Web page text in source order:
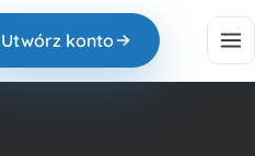
Utwórz konto